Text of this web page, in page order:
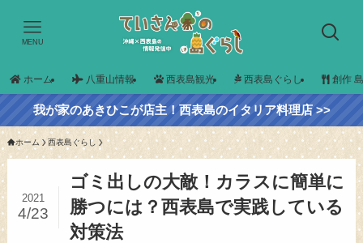
MENU
ホーム 八重山情報 西表島観光 西表島ぐらし 創作
我が家のあきひこが店主！西表島のイタリア料理店 >>
ホーム 西表島ぐらし
ゴミ出しの大敵！カラスに簡単に
勝つには？西表島で実践している
対策法
2021
4/23